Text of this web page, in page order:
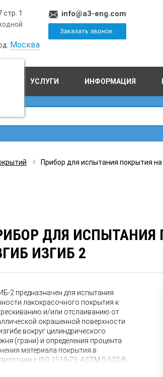
стр. 1
Москва
info@a3-eng.com
Заказать звонок
УСЛУГИ ИНФОРМАЦИЯ
Прибор для испытания покрытия
ДЛЯ ИСПЫТАНИЯ
ИЗГИБ 2
2 предназначен для испытания
лакокрасочного покрытия к
и/или отслаиванию от
окрашенной поверхности
вокруг цилиндрического
(грани) и определения процента
материала покрытия в
с ISO 1519-73, ASTM D 522-B,